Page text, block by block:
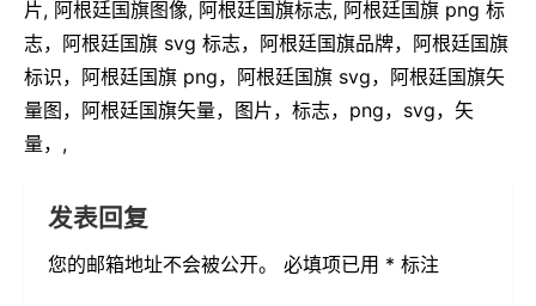
片, 阿根廷国旗图像, 阿根廷国旗标志, 阿根廷国旗 png 标
志，阿根廷国旗 svg 标志，阿根廷国旗品牌，阿根廷国旗
标识，阿根廷国旗 png，阿根廷国旗 svg，阿根廷国旗矢
量图，阿根廷国旗矢量，图片，标志，png，svg，矢
量，,
发表回复
您的邮箱地址不会被公开。 必填项已用 * 标注